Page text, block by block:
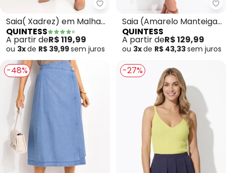
Quintess - Saia( Xadrez) em
Saia( Xadrez) em Malha
Canelada
QUINTESS
A partir deR$ 119,99
ou 3xde R$ 39,99sem juros
Saia (Amarelo Manteiga)
em Malha Texturizada
QUINTESS
A partir deR$ 129,99
ou 3xde R$ 43,33sem juros
-48% -27%